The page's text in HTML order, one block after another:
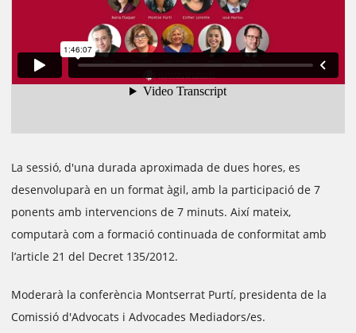
La sessió, d'una durada aproximada de dues hores, es
desenvoluparà en un format àgil, amb la participació de 7
ponents amb intervencions de 7 minuts. Així mateix,
computarà com a formació continuada de conformitat amb
l’article 21 del Decret 135/2012.
Moderarà la conferència Montserrat Purtí, presidenta de la
Comissió d'Advocats i Advocades Mediadors/es.